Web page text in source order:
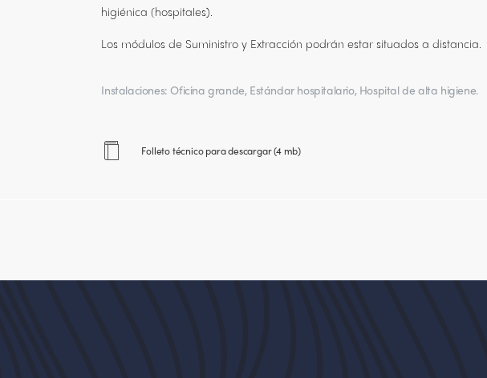
higiénica (hospitales).
Los módulos de Suministro y Extracción podrán estar situados a distancia.
Instalaciones: Oficina grande, Estándar hospitalario, Hospital de alta higiene.
Folleto técnico para descargar (4 mb)